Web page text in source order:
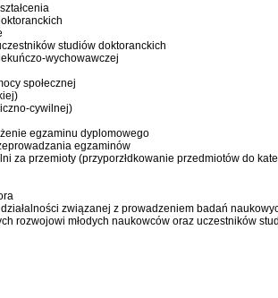
studiów doktoranckich
wychowawczej
społecznej
cywilnej)
egzaminu dyplomowego
egzaminów
za przemioty (przyporzłdkowanie przedmiotów do
związanej z prowadzeniem badań
rozwojowi młodych naukowców oraz uczestników